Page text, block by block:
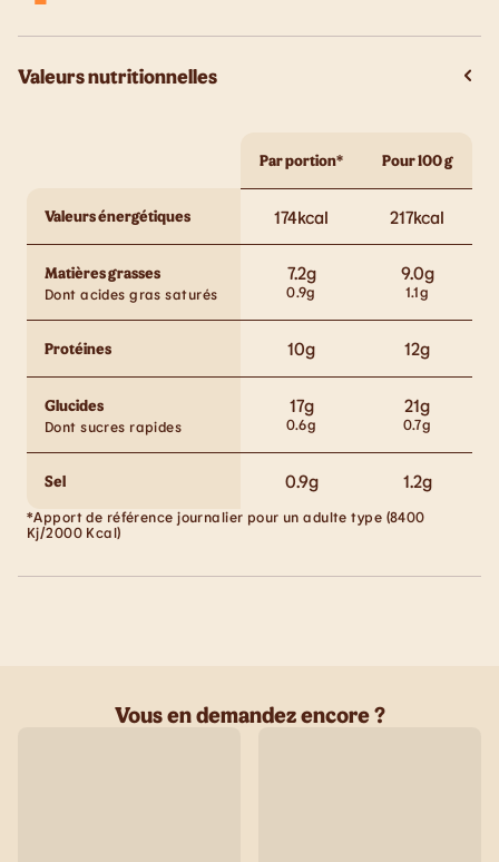
Valeurs nutritionnelles
Par portion* Pour 100 g
Valeurs énergétiques 174kcal 217kcal
Matières grasses 7.2g 9.0g
Dont acides gras saturés 0.9g 1.1g
Protéines 10g 12g
Glucides 17g 21g
Dont sucres rapides 0.6g 0.7g
Sel 0.9g 1.2g
*Apport de référence journalier pour un adulte type (8400
Kj/2000 Kcal)
Vous en demandez encore ?